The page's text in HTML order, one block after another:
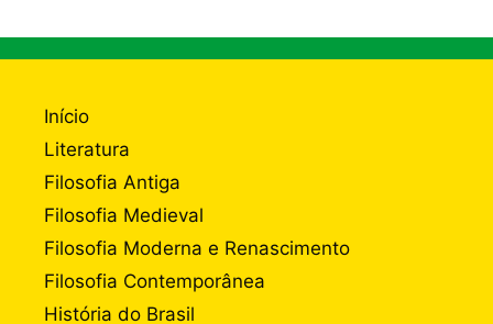
Início
Literatura
Filosofia Antiga
Filosofia Medieval
Filosofia Moderna e Renascimento
Filosofia Contemporânea
História do Brasil